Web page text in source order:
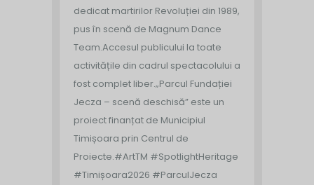
dedicat martirilor Revoluției din 1989,
pus în scenă de Magnum Dance
Team.Accesul publicului la toate
activitățile din cadrul spectacolului a
fost complet liber.„Parcul Fundației
Jecza – scenă deschisă” este un
proiect finanțat de Municipiul
Timișoara prin Centrul de
Proiecte.#ArtTM #SpotlightHeritage
#Timișoara2026 #ParculJecza